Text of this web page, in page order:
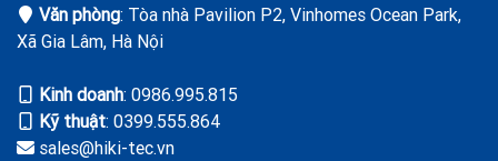
Văn phòng: Tòa nhà Pavilion P2, Vinhomes Ocean Park,
Xã Gia Lâm, Hà Nội
Kinh doanh: ‭0986.995.815
Kỹ thuật: 0399.555.864
sales@hiki-tec.vn